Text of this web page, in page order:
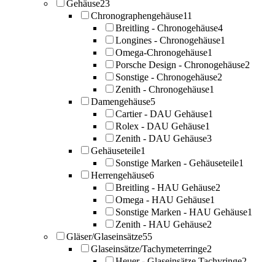
Gehäuse23
Chronographengehäuse11
Breitling - Chronogehäuse4
Longines - Chronogehäuse1
Omega-Chronogehäuse1
Porsche Design - Chronogehäuse2
Sonstige - Chronogehäuse2
Zenith - Chronogehäuse1
Damengehäuse5
Cartier - DAU Gehäuse1
Rolex - DAU Gehäuse1
Zenith - DAU Gehäuse3
Gehäuseteile1
Sonstige Marken - Gehäuseteile1
Herrengehäuse6
Breitling - HAU Gehäuse2
Omega - HAU Gehäuse1
Sonstige Marken - HAU Gehäuse1
Zenith - HAU Gehäuse2
Gläser/Glaseinsätze55
Glaseinsätze/Tachymeterringe2